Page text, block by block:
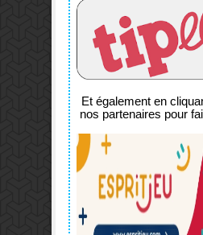
Et également en
nos partenaires pour